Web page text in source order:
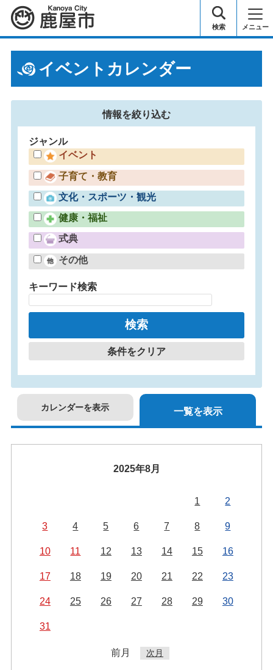
鹿屋市 検索 メニュー
イベントカレンダー
情報を絞り込む
ジャンル
イベント
子育て・教育
文化・スポーツ・観光
健康・福祉
式典
その他
キーワード検索
条件をクリア
カレンダーを表示 一覧を表示
2025年8月
1 2
3 4 5 6 7 8 9
10 11 12 13 14 15 16
17 18 19 20 21 22 23
24 25 26 27 28 29 30
31
前月 次月